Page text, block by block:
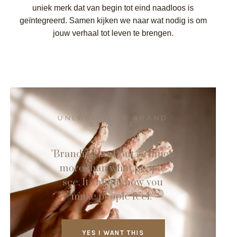
uniek merk dat van begin tot eind naadloos is
geïntegreerd. Samen kijken we naar wat nodig is om
jouw verhaal tot leven te brengen.
UNLOCK YOUR BRAND
ESSENCE
"Branding is about so much
more than what people
see. It's about how you
make people feel."
YES I WANT THIS